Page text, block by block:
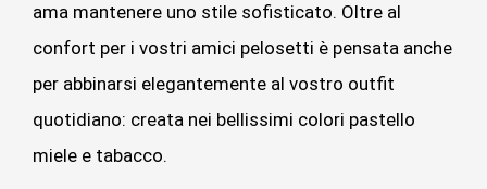
ama mantenere uno stile sofisticato. Oltre al
confort per i vostri amici pelosetti è pensata anche
per abbinarsi elegantemente al vostro outfit
quotidiano: creata nei bellissimi colori pastello
miele e tabacco.